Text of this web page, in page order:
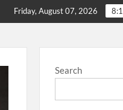
Pembangunan
Friday, August 07, 2026
Search